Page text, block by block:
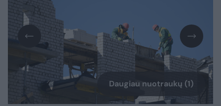
Daugiau nuotraukų (1)